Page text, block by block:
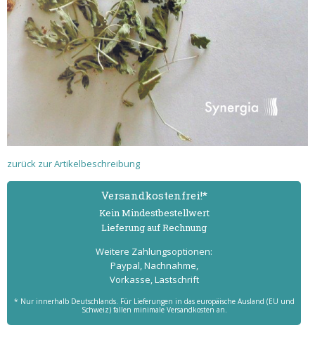
zurück zur Artikelbeschreibung
Versand­kostenfrei!*
Kein Mindest­bestell­wert
Lieferung auf Rechnung
Weitere Zahlungs­optionen:
Paypal, Nachnahme,
Vorkasse, Lastschrift
* Nur innerhalb Deutschlands. Für Lieferungen in das europäische Ausland (EU und
Schweiz) fallen minimale Versandkosten an.